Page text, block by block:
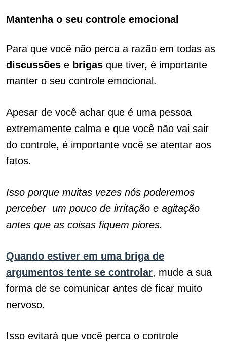
Mantenha o seu controle emocional
Para que você não perca a razão em todas as
discussões e brigas que tiver, é importante
manter o seu controle emocional.
Apesar de você achar que é uma pessoa
extremamente calma e que você não vai sair
do controle, é importante você se atentar aos
fatos.
Isso porque muitas vezes nós poderemos
perceber um pouco de irritação e agitação
antes que as coisas fiquem piores.
Quando estiver em uma briga de
argumentos tente se controlar, mude a sua
forma de se comunicar antes de ficar muito
nervoso.
Isso evitará que você perca o controle